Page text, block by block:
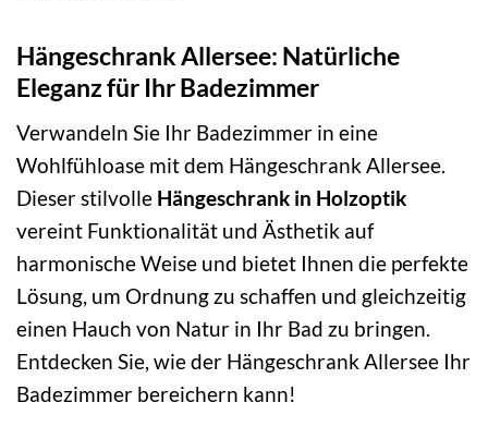
Hängeschrank Allersee: Natürliche
Eleganz für Ihr Badezimmer
Verwandeln Sie Ihr Badezimmer in eine
Wohlfühloase mit dem Hängeschrank Allersee.
Dieser stilvolle Hängeschrank in Holzoptik
vereint Funktionalität und Ästhetik auf
harmonische Weise und bietet Ihnen die perfekte
Lösung, um Ordnung zu schaffen und gleichzeitig
einen Hauch von Natur in Ihr Bad zu bringen.
Entdecken Sie, wie der Hängeschrank Allersee Ihr
Badezimmer bereichern kann!